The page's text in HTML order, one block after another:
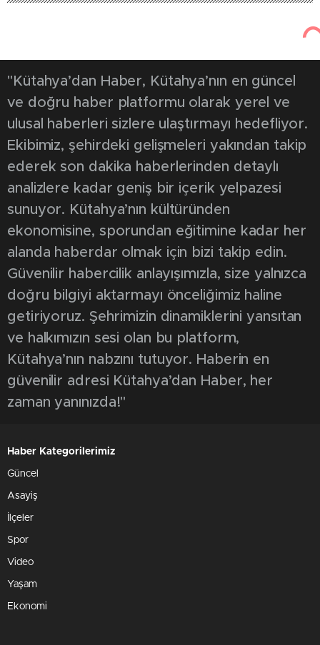
"Kütahya’dan Haber, Kütahya’nın en güncel
ve doğru haber platformu olarak yerel ve
ulusal haberleri sizlere ulaştırmayı hedefliyor.
Ekibimiz, şehirdeki gelişmeleri yakından takip
ederek son dakika haberlerinden detaylı
analizlere kadar geniş bir içerik yelpazesi
sunuyor. Kütahya’nın kültüründen
ekonomisine, sporundan eğitimine kadar her
alanda haberdar olmak için bizi takip edin.
Güvenilir habercilik anlayışımızla, size yalnızca
doğru bilgiyi aktarmayı önceliğimiz haline
getiriyoruz. Şehrimizin dinamiklerini yansıtan
ve halkımızın sesi olan bu platform,
Kütahya’nın nabzını tutuyor. Haberin en
güvenilir adresi Kütahya’dan Haber, her
zaman yanınızda!"
Haber Kategorilerimiz
Güncel
Asayiş
İlçeler
Spor
Video
Yaşam
Ekonomi